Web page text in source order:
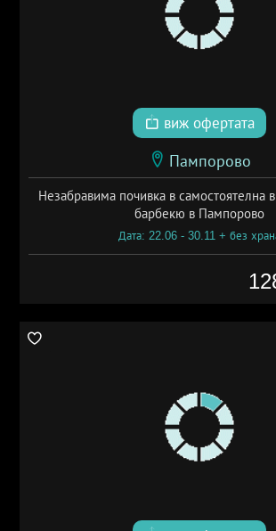
виж офертата
Пампорово
Незабравима почивка в самостоятелна
барбекю в Пампорово
Дата: 22.06 - 30.11 + без